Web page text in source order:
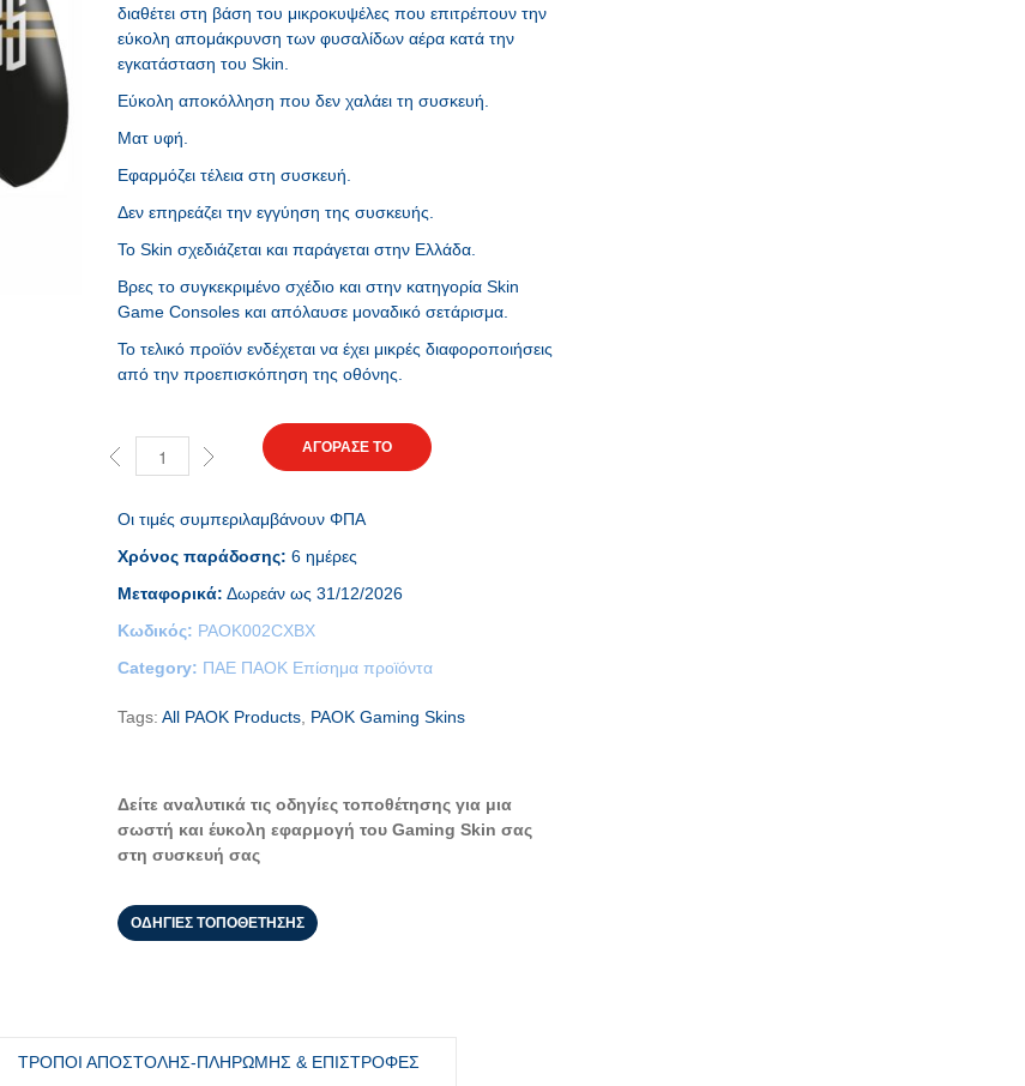
διαθέτει στη βάση του μικρoκυψέλες που επιτρέπουν την
εύκολη απομάκρυνση των φυσαλίδων αέρα κατά την
εγκατάσταση του Skin.
Εύκολη αποκόλληση που δεν χαλάει τη συσκευή.
Ματ υφή.
Εφαρμόζει τέλεια στη συσκευή.
Δεν επηρεάζει την εγγύηση της συσκευής.
Το Skin σχεδιάζεται και παράγεται στην Ελλάδα.
Βρες το συγκεκριμένο σχέδιο και στην κατηγορία Skin
Game Consoles και απόλαυσε μοναδικό σετάρισμα.
Το τελικό προϊόν ενδέχεται να έχει μικρές διαφοροποιήσεις
από την προεπισκόπηση της οθόνης.
ΑΓΟΡΑΣΕ ΤΟ
Οι τιμές συμπεριλαμβάνουν ΦΠΑ
Χρόνος παράδοσης: 6 ημέρες
Μεταφορικά: Δωρεάν ως 31/12/2026
Κωδικός: PAOK002CXBX
Category: ΠΑΕ ΠΑΟΚ Επίσημα προϊόντα
Tags: All PAOK Products PAOK Gaming Skins
Δείτε αναλυτικά τις οδηγίες τοποθέτησης για μια
σωστή και έυκολη εφαρμογή του Gaming Skin σας
στη συσκευή σας
ΟΔΗΓΙΕΣ ΤΟΠΟΘΕΤΗΣΗΣ
ΤΡΟΠΟΙ ΑΠΟΣΤΟΛΗΣ-ΠΛΗΡΩΜΗΣ & ΕΠΙΣΤΡΟΦΕΣ